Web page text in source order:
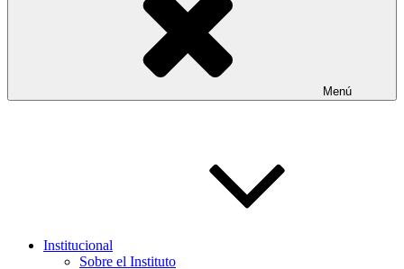
Menú
Institucional
Sobre el Instituto